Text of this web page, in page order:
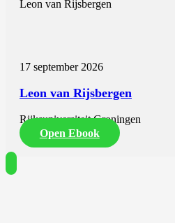
Leon van Rijsbergen
17 september 2026
Leon van Rijsbergen
Rijksuniversiteit Groningen
Open Ebook